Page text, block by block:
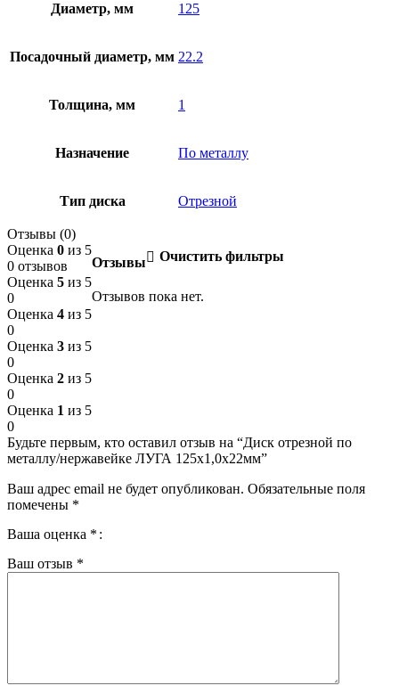
Диаметр, мм 125
Посадочный диаметр, мм 22.2
Толщина, мм 1
Назначение По металлу
Тип диска Отрезной
Отзывы (0)
Оценка 0 из 5
0 отзывов
Оценка 5 из 5
0
Оценка 4 из 5
0
Оценка 3 из 5
0
Оценка 2 из 5
0
Оценка 1 из 5
0
Отзывы Очистить фильтры
Отзывов пока нет.
Будьте первым, кто оставил отзыв на “Диск отрезной по
металлу/нержавейке ЛУГА 125х1,0х22мм”
Ваш адрес email не будет опубликован. Обязательные поля
помечены *
Ваша оценка *
Ваш отзыв *